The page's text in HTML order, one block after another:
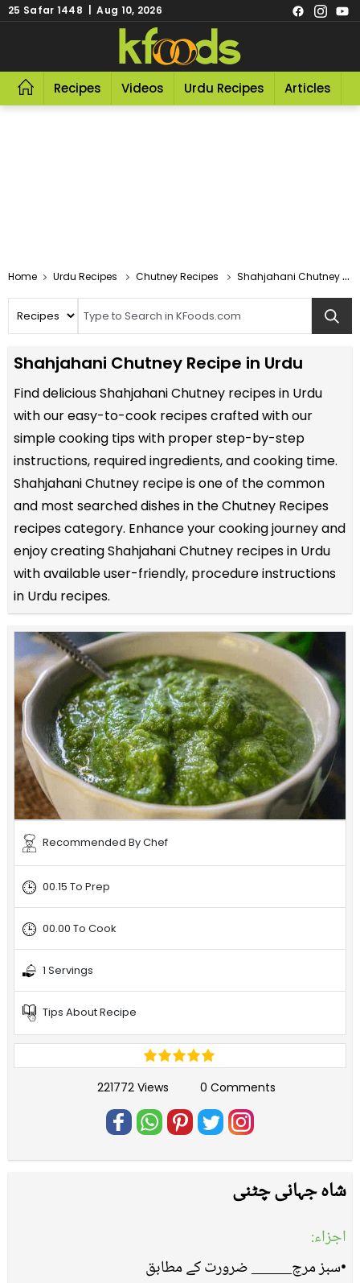
25 Safar 1448 | Aug 10, 2026
Recipes Videos Urdu Recipes Articles
Home Urdu Recipes Chutney Recipes Shahjahani Chutney Recipe In Urdu
Shahjahani Chutney Recipe in Urdu
Find delicious Shahjahani Chutney recipes in Urdu
with our easy-to-cook recipes crafted with our
simple cooking tips with proper step-by-step
instructions, required ingredients, and cooking time.
Shahjahani Chutney recipe is one of the common
and most searched dishes in the Chutney Recipes
recipes category. Enhance your cooking journey and
enjoy creating Shahjahani Chutney recipes in Urdu
with available user-friendly, procedure instructions
in Urdu recipes.
Recommended By Chef
00.15 To Prep
00.00 To Cook
1 Servings
Tips About Recipe
221772 Views 0 Comments
شاہ جہانی چٹنی
اجزاء:
•سبز مرچ_____ ضرورت کے مطابق